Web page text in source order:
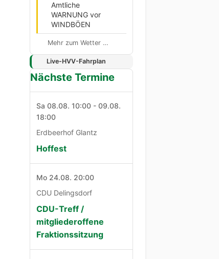
Amtliche
WARNUNG vor
WINDBÖEN
Mehr zum Wetter …
Live-HVV-Fahrplan
Nächste Termine
Sa 08.08. 10:00 - 09.08.
18:00
Erdbeerhof Glantz
Hoffest
Mo 24.08. 20:00
CDU Delingsdorf
CDU-Treff /
mitgliederoffene
Fraktionssitzung